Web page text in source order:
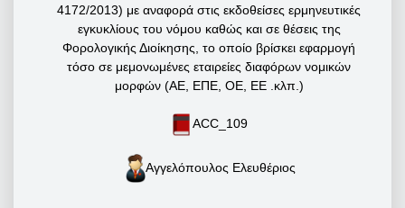
4172/2013) με αναφορά στις εκδοθείσες ερμηνευτικές
εγκυκλίους του νόμου καθώς και σε θέσεις της
Φορολογικής Διοίκησης, το οποίο βρίσκει εφαρμογή
τόσο σε μεμονωμένες εταιρείες διαφόρων νομικών
μορφών (ΑΕ, ΕΠΕ, ΟΕ, ΕΕ .κλπ.)
ACC_109
Αγγελόπουλος Ελευθέριος